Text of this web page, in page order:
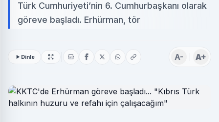
Türk Cumhuriyeti’nin 6. Cumhurbaşkanı olarak
göreve başladı. Erhürman, tör
Dinle A- A+